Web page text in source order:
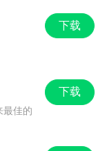
勾玉不包含在用
下载
下载
最佳的